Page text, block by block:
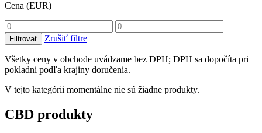
Cena (EUR)
Filtrovať Zrušiť filtre
Všetky ceny v obchode uvádzame bez DPH; DPH sa dopočíta pri
pokladni podľa krajiny doručenia.
V tejto kategórii momentálne nie sú žiadne produkty.
CBD produkty